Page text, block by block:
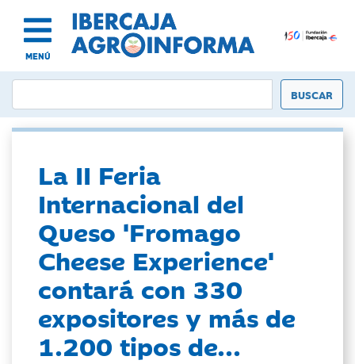
MENÚ
La II Feria
Internacional del
Queso 'Fromago
Cheese Experience'
contará con 330
expositores y más de
1.200 tipos de...